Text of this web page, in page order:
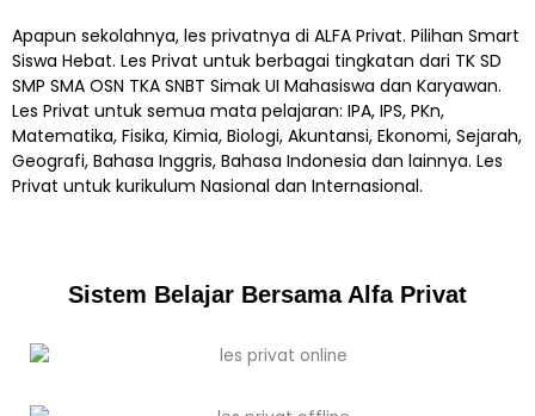
Apapun sekolahnya, les privatnya di ALFA Privat. Pilihan Smart
Siswa Hebat. Les Privat untuk berbagai tingkatan dari TK SD
SMP SMA OSN TKA SNBT Simak UI Mahasiswa dan Karyawan.
Les Privat untuk semua mata pelajaran: IPA, IPS, PKn,
Matematika, Fisika, Kimia, Biologi, Akuntansi, Ekonomi, Sejarah,
Geografi, Bahasa Inggris, Bahasa Indonesia dan lainnya. Les
Privat untuk kurikulum Nasional dan Internasional.
Sistem Belajar Bersama Alfa Privat